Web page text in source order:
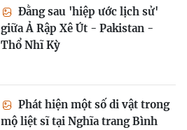
Đằng sau 'hiệp ước lịch sử'
giữa Ả Rập Xê Út - Pakistan -
Thổ Nhĩ Kỳ
Phát hiện một số di vật trong
mộ liệt sĩ tại Nghĩa trang Bình